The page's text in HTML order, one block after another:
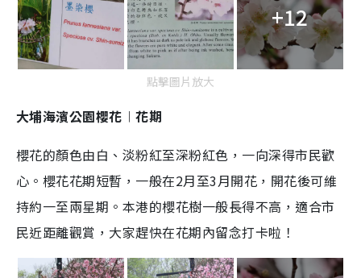
+12
點擊圖片放大
大埔海濱公園櫻花︱花期
櫻花的顏色由白、淡粉紅至深粉紅色，一向深得市民歡
心。櫻花花期短暫，一般在2月至3月開花，開花後可維
持約一至兩星期。本港的櫻花樹一般長得不高，適合市
民近距離觀賞，大家趕快在花期內留念打卡啦！